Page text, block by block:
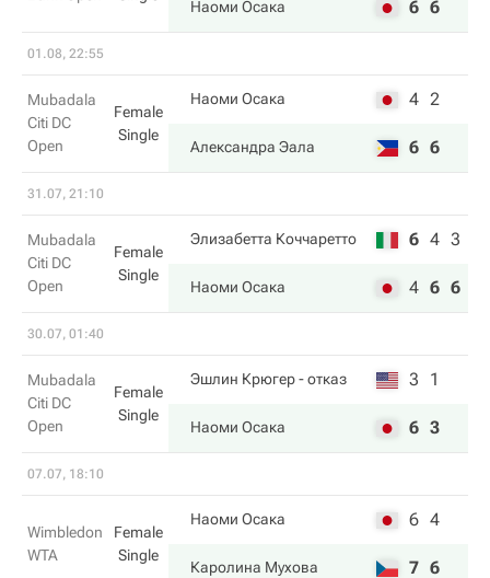
Наоми Осака 6 6
01.08, 22:55
Mubadala
Citi DC
Open
Female
Single
Наоми Осака 4 2
Александра Эала 6 6
31.07, 21:10
Mubadala
Citi DC
Open
Female
Single
Элизабетта Коччаретто 6 4 3
Наоми Осака 4 6 6
30.07, 01:40
Mubadala
Citi DC
Open
Female
Single
Эшлин Крюгер- отказ 3 1
Наоми Осака 6 3
07.07, 18:10
Wimbledon
WTA
Female
Single
Наоми Осака 6 4
Каролина Мухова 7 6